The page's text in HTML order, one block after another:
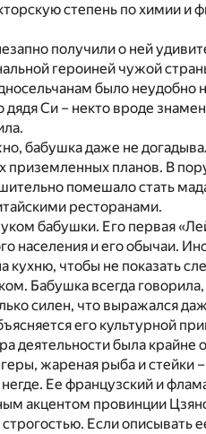
степень по химии и
получили о ней
героиней чужой
было неудобно
Си – некто вроде
бабушка даже не
приземленных планов. В
помешало стать
ресторанами.
бабушки. Его первая
населения и его обычаи.
чтобы не показать
Бабушка всегда говорила,
силен, что выражался
его культурной
деятельности была крайне
жареная рыба и стейки
Ее французский и
акцентом провинции
Если описывать